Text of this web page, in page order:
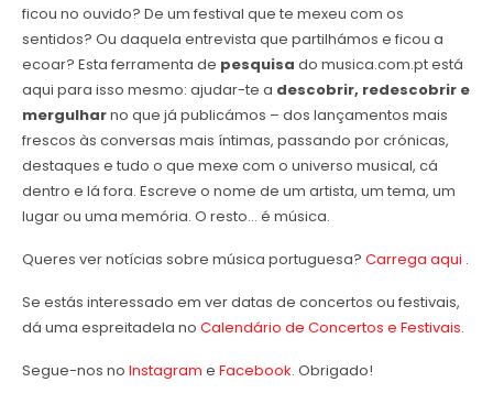
ficou no ouvido? De um festival que te mexeu com os
sentidos? Ou daquela entrevista que partilhámos e ficou a
ecoar? Esta ferramenta de pesquisa do musica.com.pt está
aqui para isso mesmo: ajudar-te a descobrir, redescobrir e
mergulharno que já publicámos – dos lançamentos mais
frescos às conversas mais íntimas, passando por crónicas,
destaques e tudo o que mexe com o universo musical, cá
dentro e lá fora. Escreve o nome de um artista, um tema, um
lugar ou uma memória. O resto… é música.
Queres ver notícias sobre música portuguesa? Carrega aqui .
Se estás interessado em ver datas de concertos ou festivais,
dá uma espreitadela no Calendário de Concertos e Festivais.
Segue-nos no Instagram e Facebook. Obrigado!